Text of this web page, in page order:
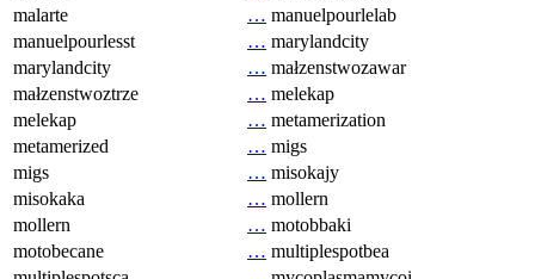
malarte
… manuelpourlelab
manuelpourlesst
… marylandcity
marylandcity
… małzenstwozawar
małzenstwoztrze
… melekap
melekap
… metamerization
metamerized
… migs
migs
… misokajy
misokaka
… mollern
mollern
… motobbaki
motobecane
… multiplespotbea